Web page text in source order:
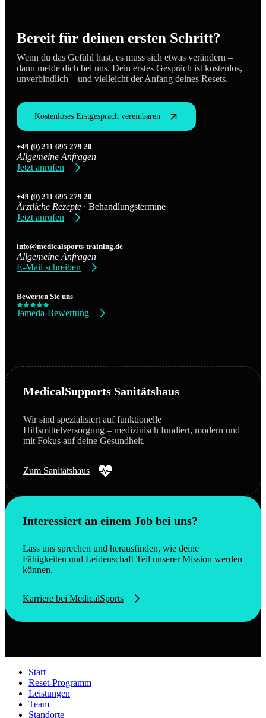
Bereit für deinen ersten Schritt?
Wenn du das Gefühl hast, es muss sich etwas verändern –
dann melde dich bei uns. Dein erstes Gespräch ist kostenlos,
unverbindlich – und vielleicht der Anfang deines Resets.
Kostenloses Erstgespräch vereinbaren
+49 (0) 211 695 279 20
Allgemeine Anfragen
Jetzt anrufen
+49 (0) 211 695 279 20
Ärztliche Rezepte · Behandlungstermine
Jetzt anrufen
info@medicalsports-training.de
Allgemeine Anfragen
E-Mail schreiben
Bewerten Sie uns
Jameda-Bewertung
MedicalSupports Sanitätshaus
Wir sind spezialisiert auf funktionelle
Hilfsmittelversorgung – medizinisch fundiert, modern und
mit Fokus auf deine Gesundheit.
Zum Sanitätshaus
Interessiert an einem Job bei uns?
Lass uns sprechen und herausfinden, wie deine
Fähigkeiten und Leidenschaft Teil unserer Mission werden
können.
Karriere bei MedicalSports
Start
Reset-Programm
Leistungen
Team
Standorte